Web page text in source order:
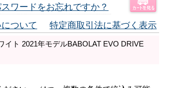
ワードをお忘れですか？
ついて 特定商取引法に基づく表示
ト 2021年モデルBABOLAT EVO DRIVE